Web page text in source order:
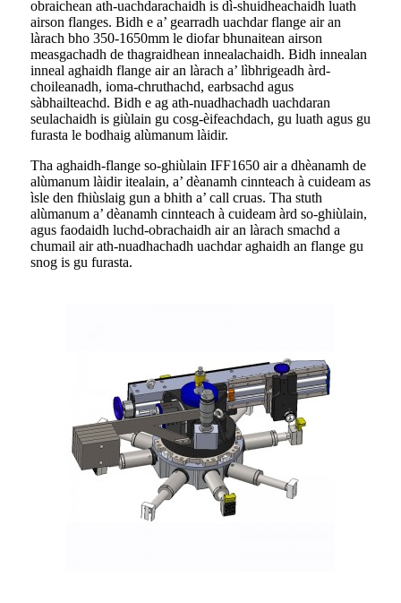
obraichean ath-uachdarachaidh is dì-shuidheachaidh luath
airson flanges. Bidh e a’ gearradh uachdar flange air an
làrach bho 350-1650mm le diofar bhunaitean airson
measgachadh de thagraidhean innealachaidh. Bidh innealan
inneal aghaidh flange air an làrach a’ lìbhrigeadh àrd-
choileanadh, ioma-chruthachd, earbsachd agus
sàbhailteachd. Bidh e ag ath-nuadhachadh uachdaran
seulachaidh is giùlain gu cosg-èifeachdach, gu luath agus gu
furasta le bodhaig alùmanum làidir.
Tha aghaidh-flange so-ghiùlain IFF1650 air a dhèanamh de
alùmanum làidir itealain, a’ dèanamh cinnteach à cuideam as
ìsle den fhiùslaig gun a bhith a’ call cruas. Tha stuth
alùmanum a’ dèanamh cinnteach à cuideam àrd so-ghiùlain,
agus faodaidh luchd-obrachaidh air an làrach smachd a
chumail air ath-nuadhachadh uachdar aghaidh an flange gu
snog is gu furasta.